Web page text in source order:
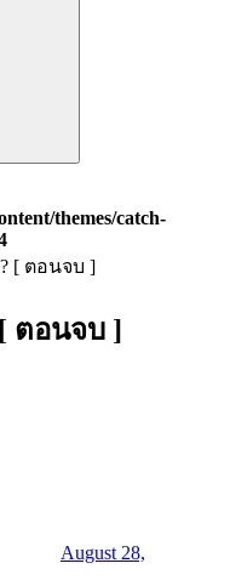
themes/catch-
[ ตอนจบ ]
ตอนจบ ]
August 28,